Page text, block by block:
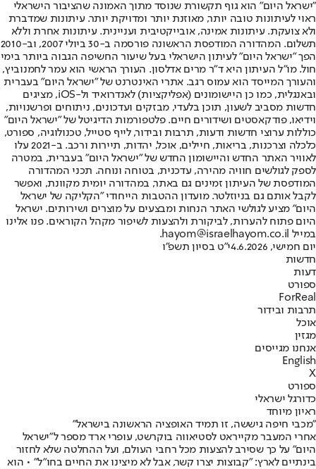
"ישראל היום" הוא גוף תקשורת שנוסד מתוך האמונה שהציבור הישראלי
ראוי לעיתונות טובה יותר, מאוזנת יותר ומדויקת יותר. עיתונות שמדברת
ולא צועקת. עיתונות אמינה, אובייקטיבית ועניינית. עיתונות אחרת וללא
תשלום. המהדורה המודפסת הראשונה פורסמה ב-30 ביולי 2007, וב-2010
הפך "ישראל היום" לעיתון הישראלי בעל שיעור החשיפה הגבוה ביותר בימי
חול. מו"ל העיתון היא ד"ר מרים אדלסון. העורך הראשי הוא עמר לחמנוביץ,
והעורך המייסד הוא עמוס רגב. אתרי האינטרנט של "ישראל היום" בעברית
ובאנגלית, כמו כן היישומונים (אפליקציות) לאנדרואיד ול-iOS, מציגים
חדשות מסביב לשעון, תוכן בלעדי, מבזקים ועדכונים, ניתוחים ופרשנויות,
וידיאו, פודקאסטים ושידורים חיים. פלטפורמות הדיגיטל של "ישראל היום"
כוללות ערוצי חדשות ודעות, תרבות ובידור, לייף סטייל, טכנולוגיה, ספורט,
כלכלה וצרכנות, בריאות, חיילים, אוכל, יהדות, תיירות ורכב. ב-2021 עלו
לאוויר האתר החדש והיישומון החדש של "ישראל היום" בעברית, במטרה
לספק לגולשים חוויה מהירה, עדכנית, בטוחה ונוחה. תכני המהדורה
המודפסת של העיתון זמינים גם באתר, במהדורה יומית מקוונת, ואפשר
לקבל אותם גם בניוזלטר. מועדון ההטבות הייחודי "הקליקה של ישראל
היום" מציע לגולשי האתר הנחות ומבצעים על מוצרים ושירותים. ישראל
היום פתוח להערות, לביקורת ולהצעות לשיפור מקהל הקוראים. פנו אלינו
במייל hayom@israelhayom.co.il.
יום חמישי, 4.6.2026
י"ט בסיון תשפ"ו
חדשות
דעות
ספורט
ForReal
תרבות ובידור
אוכל
מגזין
אנחנו מגייסים
English
X
ספורט
כדורגל ישראלי
ראיון מיוחד
"מכבי חיפה גיששה, זו תמיד האופציה הראשונה בישראל"
אחרי המעבר מקייראט לסטיאווה בוקרשט, עופרי ארד מספר ל"ישראל
היום" על כך שסירב להצעות מכל רחבי העולם, ועל ההחלטה שלא לחזור
בינתיים לארץ: "קבוצות יצרו קשר, אבל לא מיצינו את החיים בחו"ל" • הוא